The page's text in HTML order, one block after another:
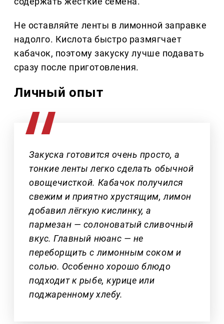
Не оставляйте ленты в лимонной заправке
надолго. Кислота быстро размягчает
кабачок, поэтому закуску лучше подавать
сразу после приготовления.
Личный опыт
Закуска готовится очень просто, а
тонкие ленты легко сделать обычной
овощечисткой. Кабачок получился
свежим и приятно хрустящим, лимон
добавил лёгкую кислинку, а
пармезан — солоноватый сливочный
вкус. Главный нюанс — не
переборщить с лимонным соком и
солью. Особенно хорошо блюдо
подходит к рыбе, курице или
поджаренному хлебу.